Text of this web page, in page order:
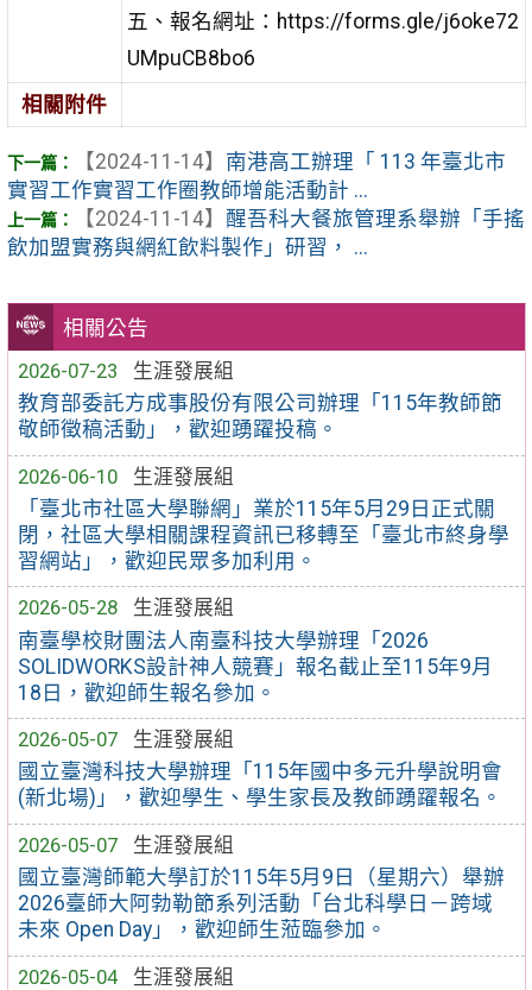
相關公告
2026-07-23
生涯發展組
教育部委託方成事股份有限公司辦理「115年教師節
敬師徵稿活動」，歡迎踴躍投稿。
2026-06-10
生涯發展組
「臺北市社區大學聯網」業於115年5月29日正式關
閉，社區大學相關課程資訊已移轉至「臺北市終身學
習網站」，歡迎民眾多加利用。
2026-05-28
生涯發展組
南臺學校財團法人南臺科技大學辦理「2026
SOLIDWORKS設計神人競賽」報名截止至115年9月
18日，歡迎師生報名參加。
2026-05-07
生涯發展組
國立臺灣科技大學辦理「115年國中多元升學說明會
(新北場)」，歡迎學生、學生家長及教師踴躍報名。
2026-05-07
生涯發展組
國立臺灣師範大學訂於115年5月9日（星期六）舉辦
2026臺師大阿勃勒節系列活動「台北科學日－跨域
未來 Open Day」，歡迎師生蒞臨參加。
2026-05-04
生涯發展組
五、報名網址：https://forms.gle/j6oke72
UMpuCB8bo6
相關附件
【2024-11-14】 南港高工辦理「 113 年臺北市
實習工作實習工作圈教師增能活動計 ...
【2024-11-14】 醒吾科大餐旅管理系舉辦「手搖
飲加盟實務與網紅飲料製作」研習， ...